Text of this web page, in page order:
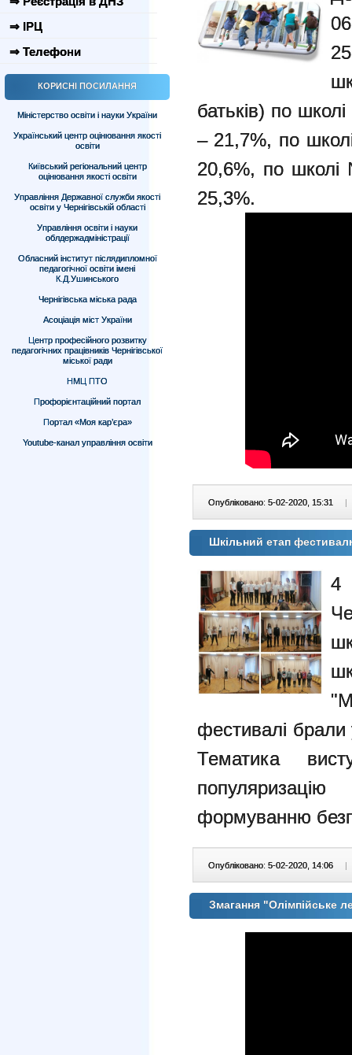
⇒ ІРЦ
⇒ Телефони
КОРИСНІ ПОСИЛАННЯ
Міністерство освіти і науки України
Український центр оцінювання якості
освіти
Київський регіональний центр
оцінювання якості освіти
Управління Державної служби якості
освіти у Чернігівській області
Управління освіти і науки
облдержадміністрації
Обласний інститут післядипломної
педагогічної освіти імені
К.Д.Ушинського
Чернігівська міська рада
Асоціація міст України
Центр професійного розвитку
педагогічних працівників Чернігівської
міської ради
НМЦ ПТО
Профорієнтаційний портал
Портал «Моя кар’єра»
Youtube-канал управління освіти
батьків) по
– 21,7%, по
20,6%, по
25,3%.
Опубліковано: 5-02-2020, 15:31 |
Шкільний етап
4
фестивалі
Тематика
формуванню
Опубліковано: 5-02-2020, 14:06 |
Змагання "Олімпійське